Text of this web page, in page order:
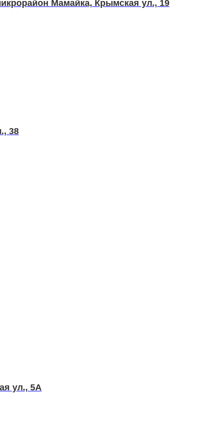
Мамайка, Крымская ул., 19
38
ул., 5А